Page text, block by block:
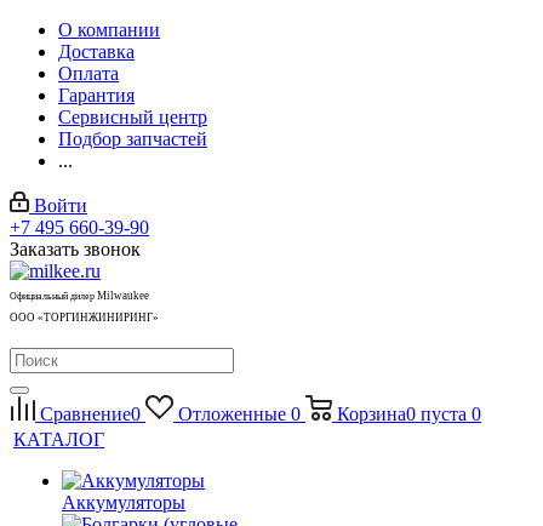
О компании
Доставка
Оплата
Гарантия
Сервисный центр
Подбор запчастей
...
Войти
+7 495 660-39-90
Заказать звонок
Официальный дилер Milwaukee
ООО «ТОРГИНЖИНИРИНГ»
Сравнение0 Отложенные 0 Корзина0 пуста 0
КАТАЛОГ
Аккумуляторы